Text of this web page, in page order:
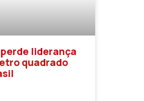
liderança
quadrado